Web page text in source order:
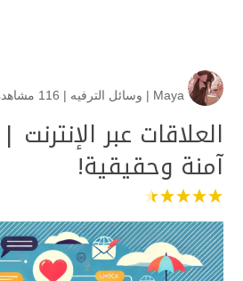
Maya
| وسائل الترفيه | 116 مشاهدة
العلاقات عبر
آمنة وحقيقية!